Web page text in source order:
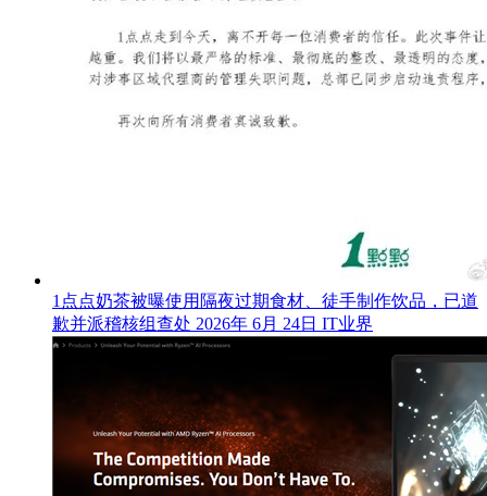
1点点奶茶被曝使用隔夜过期食材、徒手制作饮品，已道
歉并派稽核组查处 2026年 6月 24日 IT业界